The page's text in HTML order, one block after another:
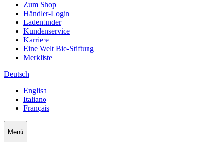
Zum Shop
Händler-Login
Ladenfinder
Kundenservice
Karriere
Eine Welt Bio-Stiftung
Merkliste
Deutsch
English
Italiano
Français
Menü